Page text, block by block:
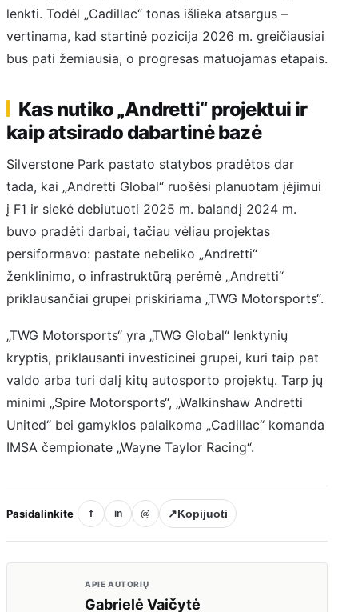
lenkti. Todėl „Cadillac“ tonas išlieka atsargus –
vertinama, kad startinė pozicija 2026 m. greičiausiai
bus pati žemiausia, o progresas matuojamas etapais.
Kas nutiko „Andretti“ projektui ir
kaip atsirado dabartinė bazė
Silverstone Park pastato statybos pradėtos dar
tada, kai „Andretti Global“ ruošėsi planuotam įėjimui
į F1 ir siekė debiutuoti 2025 m. balandį 2024 m.
buvo pradėti darbai, tačiau vėliau projektas
persiformavo: pastate nebeliko „Andretti“
ženklinimo, o infrastruktūrą perėmė „Andretti“
priklausančiai grupei priskiriama „TWG Motorsports“.
„TWG Motorsports“ yra „TWG Global“ lenktynių
kryptis, priklausanti investicinei grupei, kuri taip pat
valdo arba turi dalį kitų autosporto projektų. Tarp jų
minimi „Spire Motorsports“, „Walkinshaw Andretti
United“ bei gamyklos palaikoma „Cadillac“ komanda
IMSA čempionate „Wayne Taylor Racing“.
Pasidalinkite f in @ ↗Kopijuoti
APIE AUTORIŲ
Gabrielė Vaičytė